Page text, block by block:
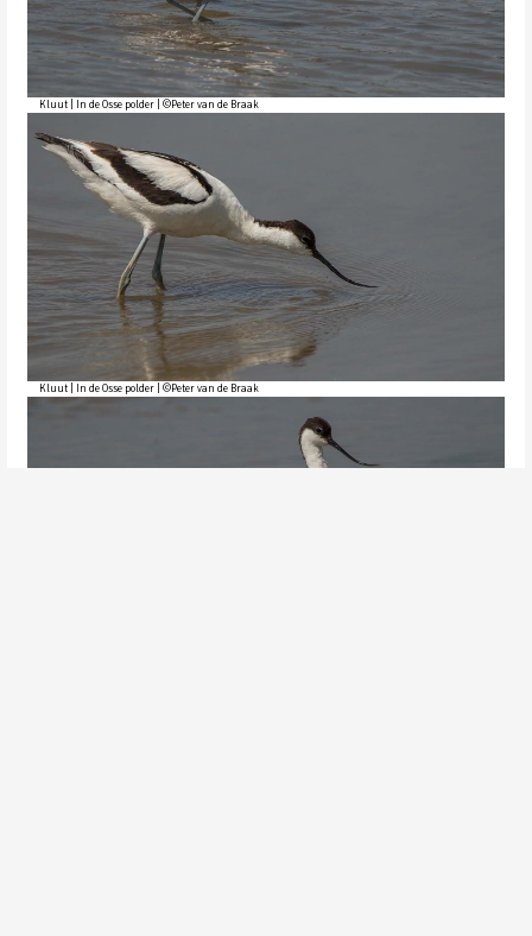
Kluut | In de Osse polder | ©Peter van de Braak
Kluut | In de Osse polder | ©Peter van de Braak